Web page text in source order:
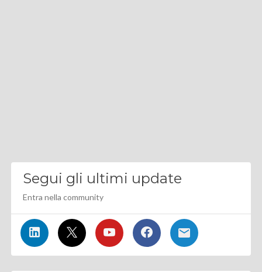
Segui gli ultimi update
Entra nella community